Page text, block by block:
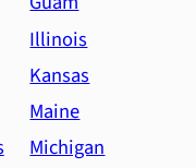
Illinois
Kansas
Maine
Michigan